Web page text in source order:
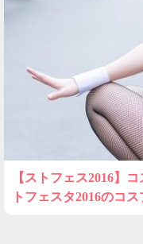
【ストフェス2016】
トフェスタ2016のコ